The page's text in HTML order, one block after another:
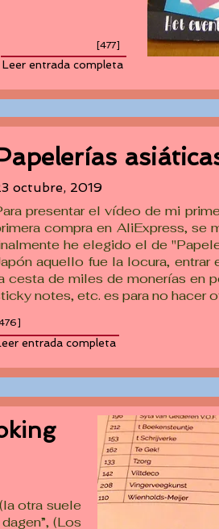
[477]
Leer entrada completa
octubre, 2019
presentar el vídeo de mi
compra en AliExpress, se
he elegido el de
aquello fue la locura, entrar
cesta de miles de monerías en
notes, etc. es para no hacer
entrada completa
otra suele
(Los